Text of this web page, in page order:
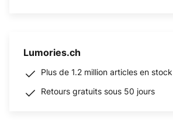
Lumories.ch
Plus de 1.2 million articles en stock
Retours gratuits sous 50 jours